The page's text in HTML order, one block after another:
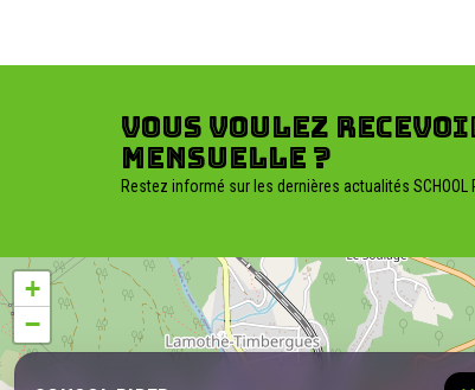
Vous voulez
mensuelle ?
Restez informé sur les dernières actualités SCHOOL
+
−